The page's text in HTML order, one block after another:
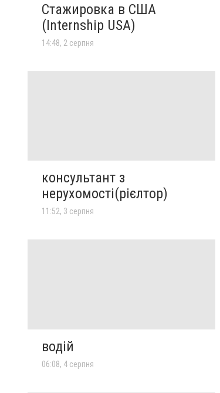
Стажировка в США
(Internship USA)
14:48, 2 серпня
консультант з
нерухомості(рієлтор)
11:52, 3 серпня
водій
06:08, 4 серпня